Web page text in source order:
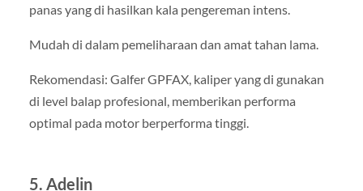
panas yang di hasilkan kala pengereman intens.
Mudah di dalam pemeliharaan dan amat tahan lama.
Rekomendasi: Galfer GPFAX, kaliper yang di gunakan
di level balap profesional, memberikan performa
optimal pada motor berperforma tinggi.
5. Adelin